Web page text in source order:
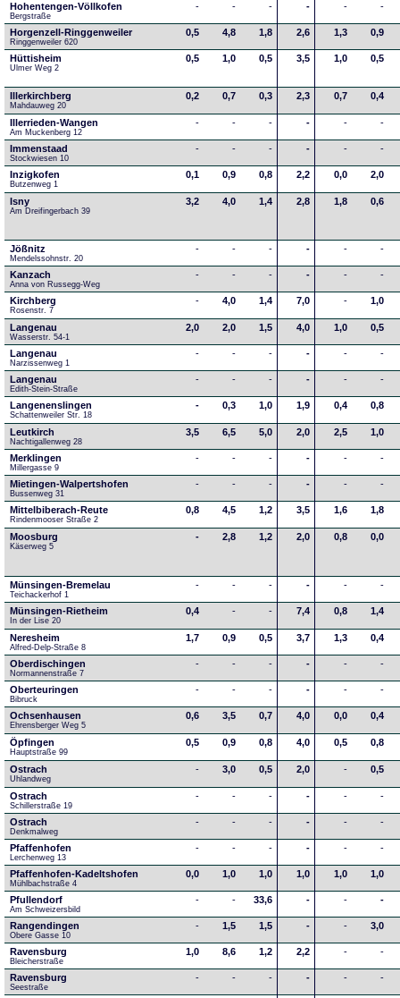
Hohentengen-Völlkofen
Bergstraße
- - - - - -
Horgenzell-Ringgenweiler
Ringgenweiler 620
0,5 4,8 1,8 2,6 1,3 0,9
Hüttisheim
Ulmer Weg 2
0,5 1,0 0,5 3,5 1,0 0,5
Illerkirchberg
Mahdauweg 20
0,2 0,7 0,3 2,3 0,7 0,4
Illerrieden-Wangen
Am Muckenberg 12
- - - - - -
Immenstaad
Stockwiesen 10
- - - - - -
Inzigkofen
Butzenweg 1
0,1 0,9 0,8 2,2 0,0 2,0
Isny
Am Dreifingerbach 39
3,2 4,0 1,4 2,8 1,8 0,6
Jößnitz
Mendelssohnstr. 20
- - - - - -
Kanzach
Anna von Russegg-Weg
- - - - - -
Kirchberg
Rosenstr. 7
- 4,0 1,4 7,0 - 1,0
Langenau
Wasserstr. 54-1
2,0 2,0 1,5 4,0 1,0 0,5
Langenau
Narzissenweg 1
- - - - - -
Langenau
Edith-Stein-Straße
- - - - - -
Langenenslingen
Schattenweiler Str. 18
- 0,3 1,0 1,9 0,4 0,8
Leutkirch
Nachtigallenweg 28
3,5 6,5 5,0 2,0 2,5 1,0
Merklingen
Millergasse 9
- - - - - -
Mietingen-Walpertshofen
Bussenweg 31
- - - - - -
Mittelbiberach-Reute
Rindenmooser Straße 2
0,8 4,5 1,2 3,5 1,6 1,8
Moosburg
Käserweg 5
- 2,8 1,2 2,0 0,8 0,0
Münsingen-Bremelau
Teichackerhof 1
- - - - - -
Münsingen-Rietheim
In der Lise 20
0,4 - - 7,4 0,8 1,4
Neresheim
Alfred-Delp-Straße 8
1,7 0,9 0,5 3,7 1,3 0,4
Oberdischingen
Normannenstraße 7
- - - - - -
Oberteuringen
Bibruck
- - - - - -
Ochsenhausen
Ehrensberger Weg 5
0,6 3,5 0,7 4,0 0,0 0,4
Öpfingen
Hauptstraße 99
0,5 0,9 0,8 4,0 0,5 0,8
Ostrach
Uhlandweg
- 3,0 0,5 2,0 - 0,5
Ostrach
Schillerstraße 19
- - - - - -
Ostrach
Denkmalweg
- - - - - -
Pfaffenhofen
Lerchenweg 13
- - - - - -
Pfaffenhofen-Kadeltshofen
Mühlbachstraße 4
0,0 1,0 1,0 1,0 1,0 1,0
Pfullendorf
Am Schweizersbild
- - 33,6 - - -
Rangendingen
Obere Gasse 10
- 1,5 1,5 - - 3,0
Ravensburg
Bleicherstraße
1,0 8,6 1,2 2,2 - -
Ravensburg
Seestraße
- - - - - -